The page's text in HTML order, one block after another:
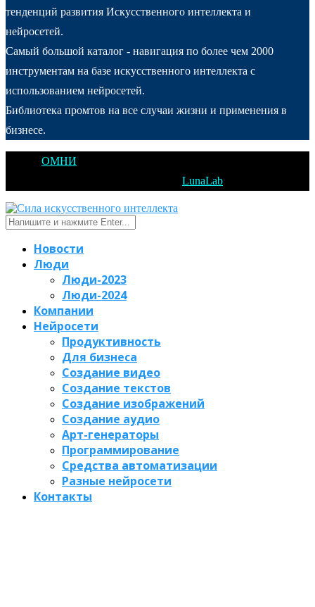
тенденций развития Искусственного интеллекта и
нейросетей.
Самый большой каталог - навигация по более чем 2000
инструментам на базе искусственного интеллекта с
использованием нейросетей.
Библиотека промтов на все случаи жизни и применения в
бизнесе.
ОМНИ
LunaLab
Новости
Люди
Люди-2023
Люди-2024
Компании
Нейросети
Продуктивность
Для бизнеса
Создание видео
Создание текстов
Создание изображений
Создание аудио
Арт-генераторы
Программирование
Средства автоматизации
Разные нейросети
Контакты